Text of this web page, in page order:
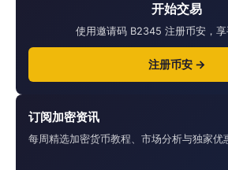
开始交易
使用邀请码 B2345 注册币安，
注册币安 →
订阅加密资讯
每周精选加密货币教程、市场分析与独家优